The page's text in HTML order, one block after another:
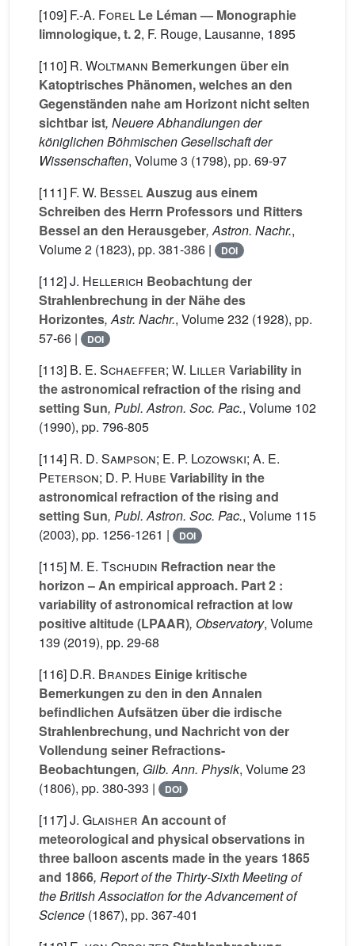
[109] F.-A. Forel Le Léman — Monographie
limnologique, t. 2, F. Rouge, Lausanne, 1895
[110] R. Woltmann Bemerkungen über ein
Katoptrisches Phänomen, welches an den
Gegenständen nahe am Horizont nicht selten
sichtbar ist, Neuere Abhandlungen der
königlichen Böhmischen Gesellschaft der
Wissenschaften, Volume 3 (1798), pp. 69-97
[111] F. W. BesselAuszug aus einem
Schreiben des Herrn Professors und Ritters
Bessel an den Herausgeber, Astron. Nachr.,
Volume 2 (1823), pp. 381-386 | DOI
[112]J. Hellerich Beobachtung der
Strahlenbrechung in der Nähe des
Horizontes, Astr. Nachr., Volume 232 (1928), pp.
57-66 |
DOI
[113] B. E. Schaeffer; W. Liller Variability in
the astronomical refraction of the rising and
setting Sun, Publ. Astron. Soc. Pac., Volume 102
(1990), pp. 796-805
[114] R. D. Sampson; E. P. Lozowski; A. E.
Peterson; D. P. Hube Variability in the
astronomical refraction of the rising and
setting Sun, Publ. Astron. Soc. Pac., Volume 115
(2003), pp. 1256-1261 |
DOI
[115] M. E. Tschudin Refraction near the
horizon – An empirical approach. Part 2 :
variability of astronomical refraction at low
positive altitude (LPAAR), Observatory, Volume
139 (2019), pp. 29-68
[116] D.R. Brandes Einige kritische
Bemerkungen zu den in den Annalen
befindlichen Aufsätzen über die irdische
Strahlenbrechung, und Nachricht von der
Vollendung seiner Refractions-
Beobachtungen, Gilb. Ann. Physik, Volume 23
(1806), pp. 380-393 |
DOI
[117]J. Glaisher An account of
meteorological and physical observations in
three balloon ascents made in the years 1865
and 1866, Report of the Thirty-Sixth Meeting of
the British Association for the Advancement of
Science (1867), pp. 367-401